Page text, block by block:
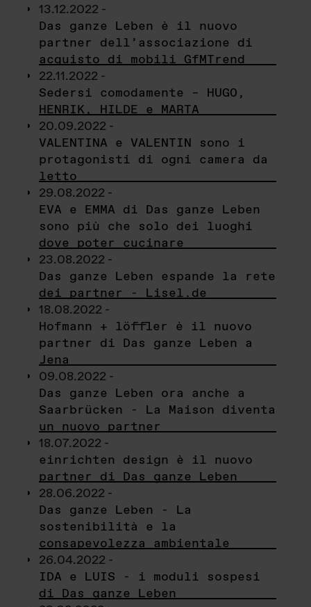
13.12.2022 -
Das ganze Leben è il nuovo
partner dell’associazione di
acquisto di mobili GfMTrend
22.11.2022 -
Sedersi comodamente – HUGO,
HENRIK, HILDE e MARTA
20.09.2022 -
VALENTINA e VALENTIN sono i
protagonisti di ogni camera da
letto
29.08.2022 -
EVA e EMMA di Das ganze Leben
sono più che solo dei luoghi
dove poter cucinare
23.08.2022 -
Das ganze Leben espande la rete
dei partner - Lisel.de
18.08.2022 -
Hofmann + löffler è il nuovo
partner di Das ganze Leben a
Jena
09.08.2022 -
Das ganze Leben ora anche a
Saarbrücken - La Maison diventa
un nuovo partner
18.07.2022 -
einrichten design è il nuovo
partner di Das ganze Leben
28.06.2022 -
Das ganze Leben - La
sostenibilità e la
consapevolezza ambientale
26.04.2022 -
IDA e LUIS - i moduli sospesi
di Das ganze Leben